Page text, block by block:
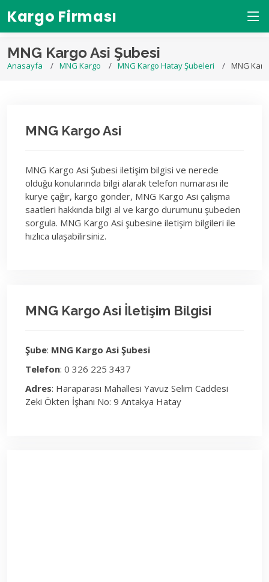
Kargo Firması
MNG Kargo Asi Şubesi
Anasayfa MNG Kargo MNG Kargo Hatay Şubeleri MNG
MNG Kargo Asi
MNG Kargo Asi Şubesi iletişim bilgisi ve nerede
olduğu konularında bilgi alarak telefon numarası ile
kurye çağır, kargo gönder, MNG Kargo Asi çalışma
saatleri hakkında bilgi al ve kargo durumunu şubeden
sorgula. MNG Kargo Asi şubesine iletişim bilgileri ile
hızlıca ulaşabilirsiniz.
MNG Kargo Asi İletişim Bilgisi
Şube: MNG Kargo Asi Şubesi
Telefon: 0 326 225 3437
Adres: Haraparası Mahallesi Yavuz Selim Caddesi
Zeki Ökten İşhanı No: 9 Antakya Hatay